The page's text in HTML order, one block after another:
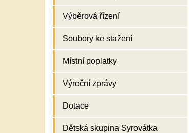
Výběrová řízení
Soubory ke stažení
Místní poplatky
Výroční zprávy
Dotace
Dětská skupina Syrovátka